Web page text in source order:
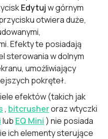
Edytujw górnym
otwiera duże,
Efekty te posiadają
sterowania w dolnym
umożliwiający
pokręteł.
efektów (takich jak
, bitcrusheroraz wtyczki
lub EQ Mini ) nie posiada
ich elementy sterujące